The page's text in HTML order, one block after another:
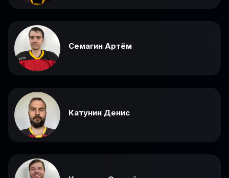
Семагин Артём
Катунин Денис